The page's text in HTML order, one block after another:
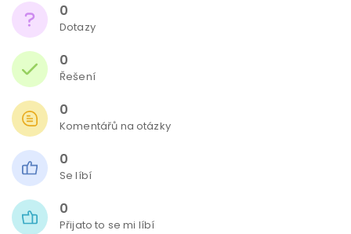
0
Dotazy
0
Řešení
0
Komentářů na otázky
0
Se líbí
0
Přijato to se mi líbí